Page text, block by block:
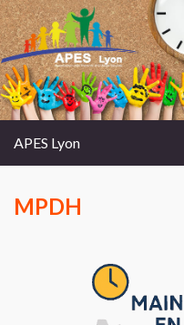
APES Lyon
MPDH